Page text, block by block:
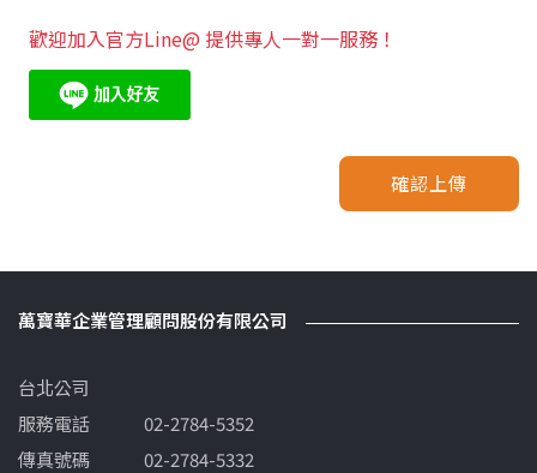
歡迎加入官方Line@ 提供專人一對一服務！
確認上傳
萬寶華企業管理顧問股份有限公司
台北公司
服務電話
02-2784-5352
傳真號碼
02-2784-5332